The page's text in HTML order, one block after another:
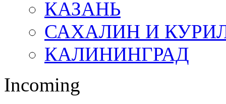
КАЗАНЬ
САХАЛИН И
КАЛИНИНГРАД
Incoming